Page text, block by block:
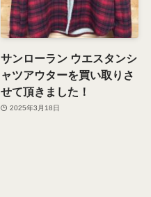
サンローラン ウエスタンシ
ャツアウターを買い取りさ
せて頂きました！
2025年3月18日